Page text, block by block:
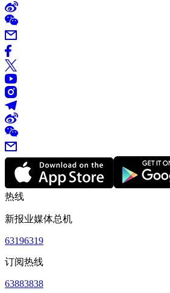
热线
新报业媒体总机
63196319
订阅热线
63883838